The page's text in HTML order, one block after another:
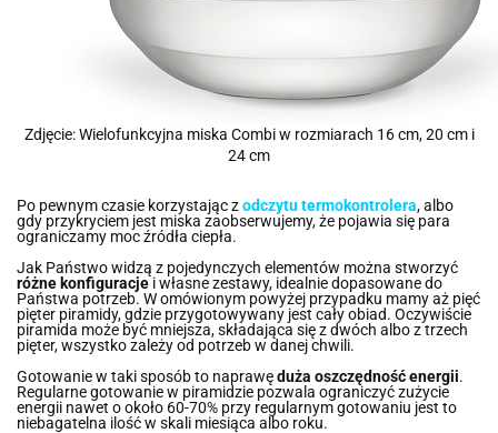
Zdjęcie: Wielofunkcyjna miska Combi w rozmiarach 16 cm, 20 cm i
24 cm
Po pewnym czasie korzystając zodczytu termokontrolera, albo
gdy przykryciem jest miska zaobserwujemy, że pojawia się para
ograniczamy moc źródła ciepła.
Jak Państwo widzą z pojedynczych elementów można stworzyć
różne konfiguracje i własne zestawy, idealnie dopasowane do
Państwa potrzeb. W omówionym powyżej przypadku mamy aż pięć
pięter piramidy, gdzie przygotowywany jest cały obiad. Oczywiście
piramida może być mniejsza, składająca się z dwóch albo z trzech
pięter, wszystko zależy od potrzeb w danej chwili.
Gotowanie w taki sposób to naprawęduża oszczędność energii.
Regularne gotowanie w piramidzie pozwala ograniczyć zużycie
energii nawet o około 60-70% przy regularnym gotowaniu jest to
niebagatelna ilość w skali miesiąca albo roku.